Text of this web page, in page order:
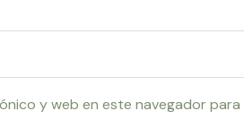
y web en este navegador